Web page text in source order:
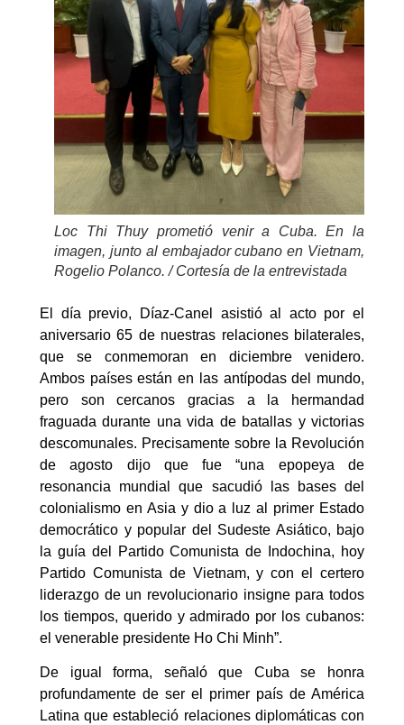
Loc Thi Thuy prometió venir a Cuba. En la
imagen, junto al embajador cubano en Vietnam,
Rogelio Polanco. / Cortesía de la entrevistada
El día previo, Díaz-Canel asistió al acto por el
aniversario 65 de nuestras relaciones bilaterales,
que se conmemoran en diciembre venidero.
Ambos países están en las antípodas del mundo,
pero son cercanos gracias a la hermandad
fraguada durante una vida de batallas y victorias
descomunales. Precisamente sobre la Revolución
de agosto dijo que fue “una epopeya de
resonancia mundial que sacudió las bases del
colonialismo en Asia y dio a luz al primer Estado
democrático y popular del Sudeste Asiático, bajo
la guía del Partido Comunista de Indochina, hoy
Partido Comunista de Vietnam, y con el certero
liderazgo de un revolucionario insigne para todos
los tiempos, querido y admirado por los cubanos:
el venerable presidente Ho Chi Minh”.
De igual forma, señaló que Cuba se honra
profundamente de ser el primer país de América
Latina que estableció relaciones diplomáticas con